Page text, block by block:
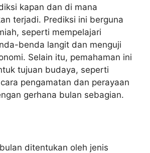
kapan dan di mana
terjadi. Prediksi ini berguna
seperti mempelajari
benda langit dan menguji
Selain itu, pemahaman ini
tujuan budaya, seperti
pengamatan dan perayaan
gerhana bulan sebagian.
ditentukan oleh jenis